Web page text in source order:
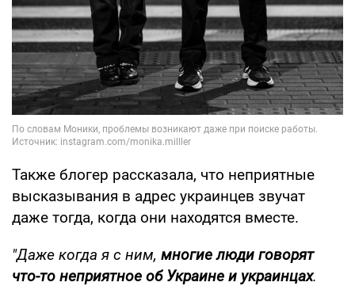
Также блогер рассказала, что неприятные
высказывания в адрес украинцев звучат
даже тогда, когда они находятся вместе.
"Даже когда я с ним, многие люди говорят
что-то неприятное об Украине и украинцах.